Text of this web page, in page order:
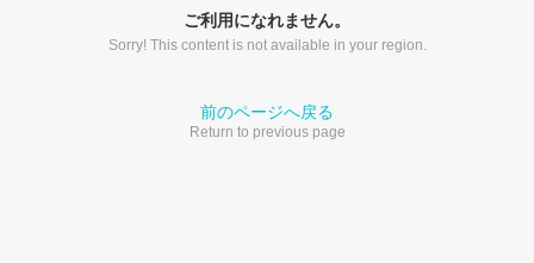
ご利用になれません。
Sorry! This content is not available in your region.
前のページへ戻る
Return to previous page